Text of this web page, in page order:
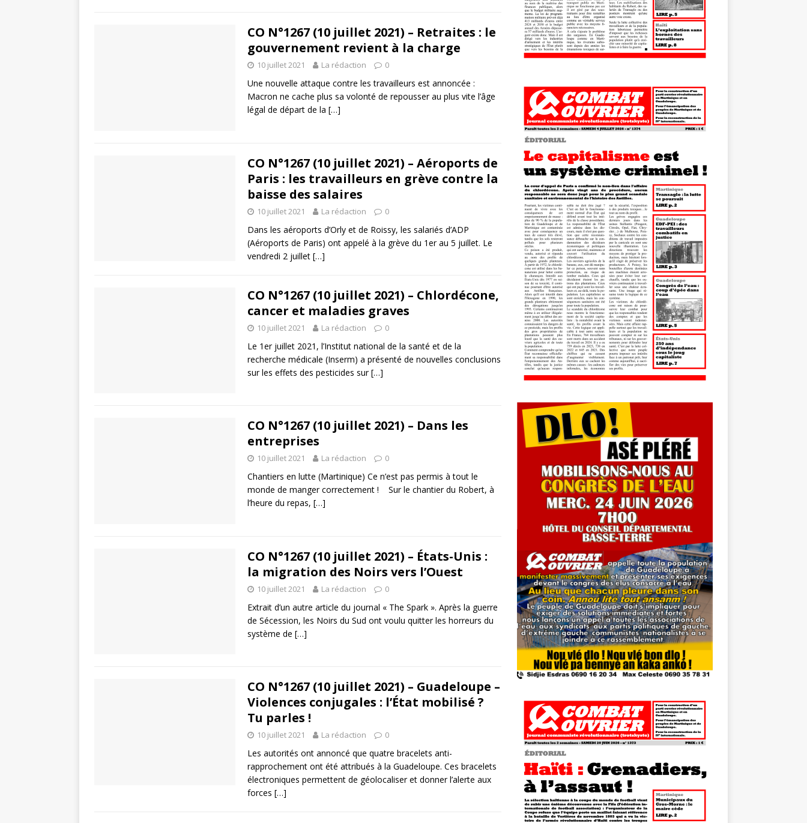
CO N°1267 (10 juillet 2021) – Retraites : le
gouvernement revient à la charge
10 juillet 2021 La rédaction 0
Une nouvelle attaque contre les travailleurs est annoncée :
Macron ne cache plus sa volonté de repousser au plus vite l’âge
légal de départ de la […]
CO N°1267 (10 juillet 2021) – Aéroports de
Paris : les travailleurs en grève contre la
baisse des salaires
10 juillet 2021 La rédaction 0
Dans les aéroports d’Orly et de Roissy, les salariés d’ADP
(Aéroports de Paris) ont appelé à la grève du 1er au 5 juillet. Le
vendredi 2 juillet […]
CO N°1267 (10 juillet 2021) – Chlordécone,
cancer et maladies graves
10 juillet 2021 La rédaction 0
Le 1er juillet 2021, l’Institut national de la santé et de la
recherche médicale (Inserm) a présenté de nouvelles conclusions
sur les effets des pesticides sur[…]
CO N°1267 (10 juillet 2021) – Dans les
entreprises
10 juillet 2021 La rédaction 0
Chantiers en lutte (Martinique) Ce n’est pas permis à tout le
monde de manger correctement ! Sur le chantier du Robert, à
l’heure du repas, […]
CO N°1267 (10 juillet 2021) – États-Unis :
la migration des Noirs vers l’Ouest
10 juillet 2021 La rédaction 0
Extrait d’un autre article du journal « The Spark ». Après la guerre
de Sécession, les Noirs du Sud ont voulu quitter les horreurs du
système de […]
CO N°1267 (10 juillet 2021) – Guadeloupe –
Violences conjugales : l’État mobilisé ?
Tu parles !
10 juillet 2021 La rédaction 0
Les autorités ont annoncé que quatre bracelets anti-
rapprochement ont été attribués à la Guadeloupe. Ces bracelets
électroniques permettent de géolocaliser et donner l’alerte aux
forces […]